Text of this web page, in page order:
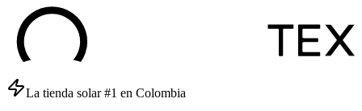
La tienda solar #1 en Colombia